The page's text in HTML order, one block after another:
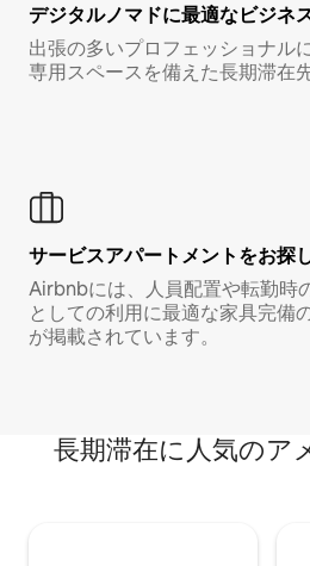
デジタルノマド⁠に最⁠適⁠なビ⁠ジ⁠ネ⁠
出張の多いプロフェッショナル
専用スペースを備えた長期滞在
サービスアパートメントをお探
Airbnbには、人員配置や転勤時
としての利用に最適な家具完備
が掲載されています。
長期滞在に人気のア